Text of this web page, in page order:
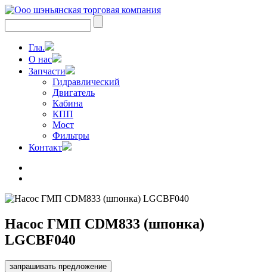
Гла.
О нас
Запчасти
Гидравлический
Двигатель
Кабина
КПП
Мост
Фильтры
Контакт
Насос ГМП CDM833 (шпонка)
LGCBF040
запрашивать предложение